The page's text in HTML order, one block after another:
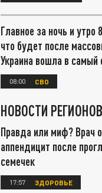
Главное за ночь и утро
что будет после
Украина вошла в
08:00 СВО
НОВОСТИ РЕГИОНОВ
Правда или миф? Врач
аппендицит после
семечек
17:57 ЗДОРОВЬЕ